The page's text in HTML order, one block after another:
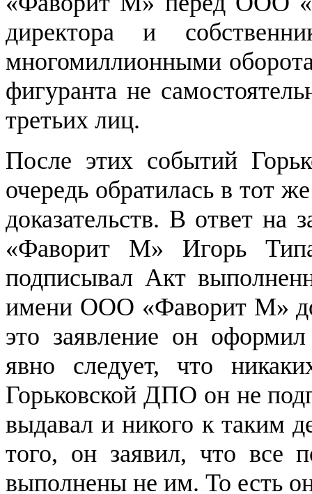
директора и
многомиллионными
фигуранта не
третьих лиц.
После этих событий
очередь обратилась в тот
доказательств. В ответ
«Фаворит М» Игорь
подписывал Акт
имени ООО «Фаворит М»
это заявление он
явно следует, что
Горьковской ДПО он не
выдавал и никого к таким
того, он заявил, что все
выполнены не им. То есть